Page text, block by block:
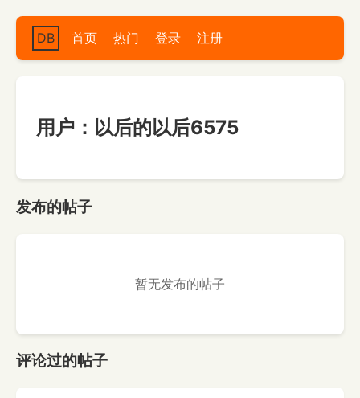
DB 首页 热门 登录 注册
用户：以后的以后6575
发布的帖子
暂无发布的帖子
评论过的帖子